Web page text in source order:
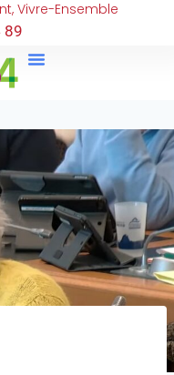
Vivre-Ensemble
89